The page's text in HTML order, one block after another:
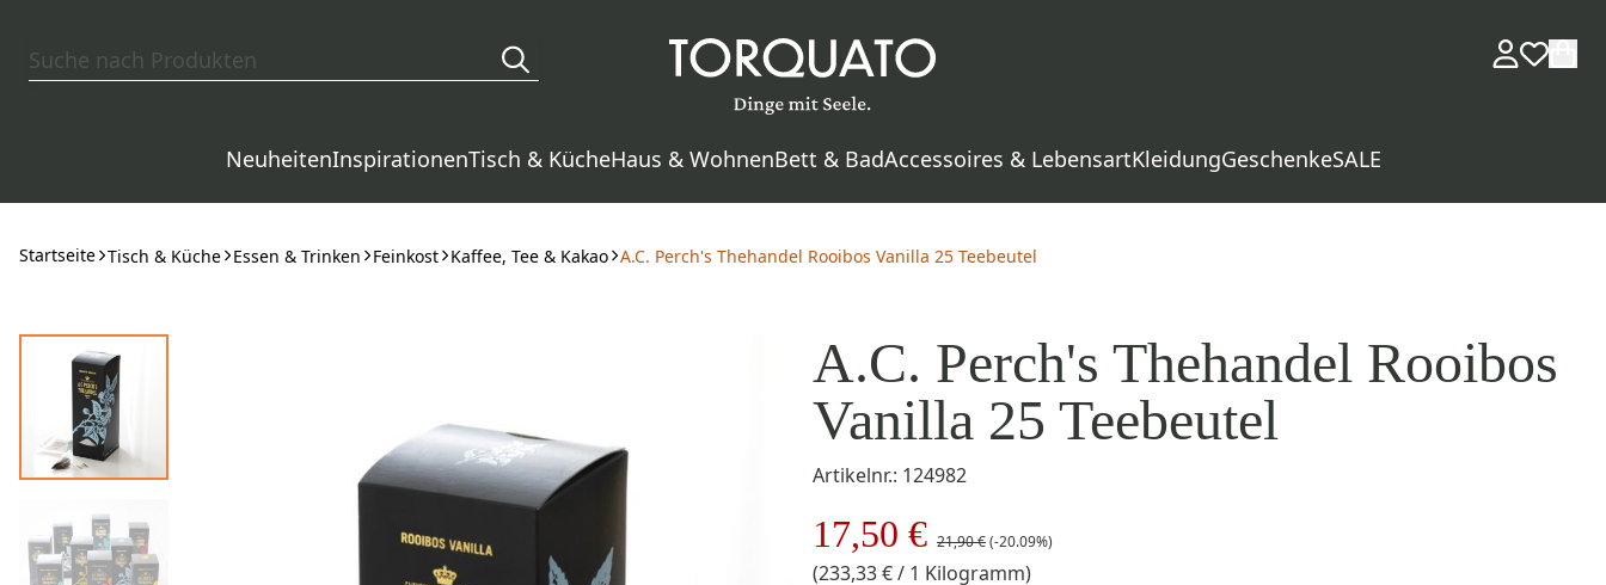
NeuheitenInspirationenTisch & KücheHaus & WohnenBett & BadAccessoires & LebensartKleidungGeschenkeSALE
Startseite Tisch & Küche Essen & Trinken Feinkost Kaffee, Tee & Kakao A.C. Perch's Thehandel Rooibos Vanilla 25 Teebeutel
A.C. Perch's Thehandel Rooibos
Vanilla 25 Teebeutel
Artikelnr.: 124982
17,50 € 21,90 €(-20.09%)
(233,33 € / 1 Kilogramm)